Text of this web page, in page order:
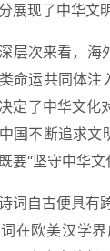
展现了中华文
层次来看，海
命运共同体注
定了中华文化
国不断追求文
“坚守中华文
词自古便具有
在欧美汉学